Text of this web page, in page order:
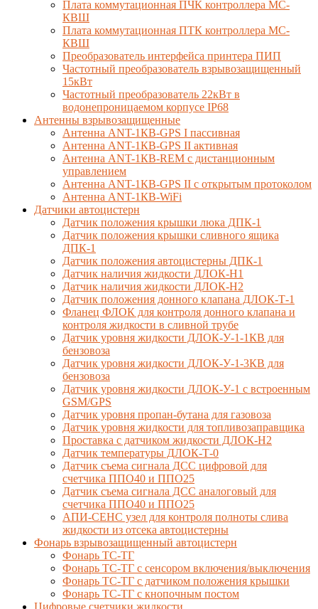
Плата коммутационная ПЧК контроллера МС-
КВШ
Плата коммутационная ПТК контроллера МС-
КВШ
Преобразователь интерфейса принтера ПИП
Частотный преобразователь взрывозащищенный
15кВт
Частотный преобразователь 22кВт в
водонепроницаемом корпусе IP68
Антенны взрывозащищенные
Антенна ANT-1КВ-GPS I пассивная
Антенна ANT-1КВ-GPS II активная
Антенна ANT-1КВ-REM c дистанционным
управлением
Антенна ANT-1КВ-GPS II с открытым протоколом
Антенна ANT-1КВ-WiFi
Датчики автоцистерн
Датчик положения крышки люка ДПК-1
Датчик положения крышки сливного ящика
ДПК-1
Датчик положения автоцистерны ДПК-1
Датчик наличия жидкости ДЛОК-Н1
Датчик наличия жидкости ДЛОК-Н2
Датчик положения донного клапана ДЛОК-Т-1
Фланец ФЛОК для контроля донного клапана и
контроля жидкости в сливной трубе
Датчик уровня жидкости ДЛОК-У-1-1КВ для
бензовоза
Датчик уровня жидкости ДЛОК-У-1-3КВ для
бензовоза
Датчик уровня жидкости ДЛОК-У-1 с встроенным
GSM/GPS
Датчик уровня пропан-бутана для газовоза
Датчик уровня жидкости для топливозаправщика
Проставка с датчиком жидкости ДЛОК-Н2
Датчик температуры ДЛОК-Т-0
Датчик съема сигнала ДСС цифровой для
счетчика ППО40 и ППО25
Датчик съема сигнала ДСС аналоговый для
счетчика ППО40 и ППО25
АПИ-СЕНС узел для контроля полноты слива
жидкости из отсека автоцистерны
Фонарь взрывозащищенный автоцистерн
Фонарь ТС-ТГ
Фонарь ТС-ТГ с сенсором включения/выключения
Фонарь ТС-ТГ с датчиком положения крышки
Фонарь ТС-ТГ с кнопочным постом
Цифровые счетчики жидкости